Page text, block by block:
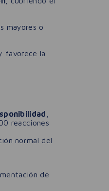
mayores o
favorece la
reacciones
normal del
de